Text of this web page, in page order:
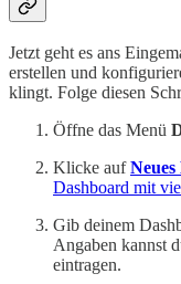
Jetzt geht es ans
erstellen und
klingt. Folge diesen
Öffne das Menü
Klicke auf
Dashboard mit
Gib deinem
Angaben kannst
eintragen.